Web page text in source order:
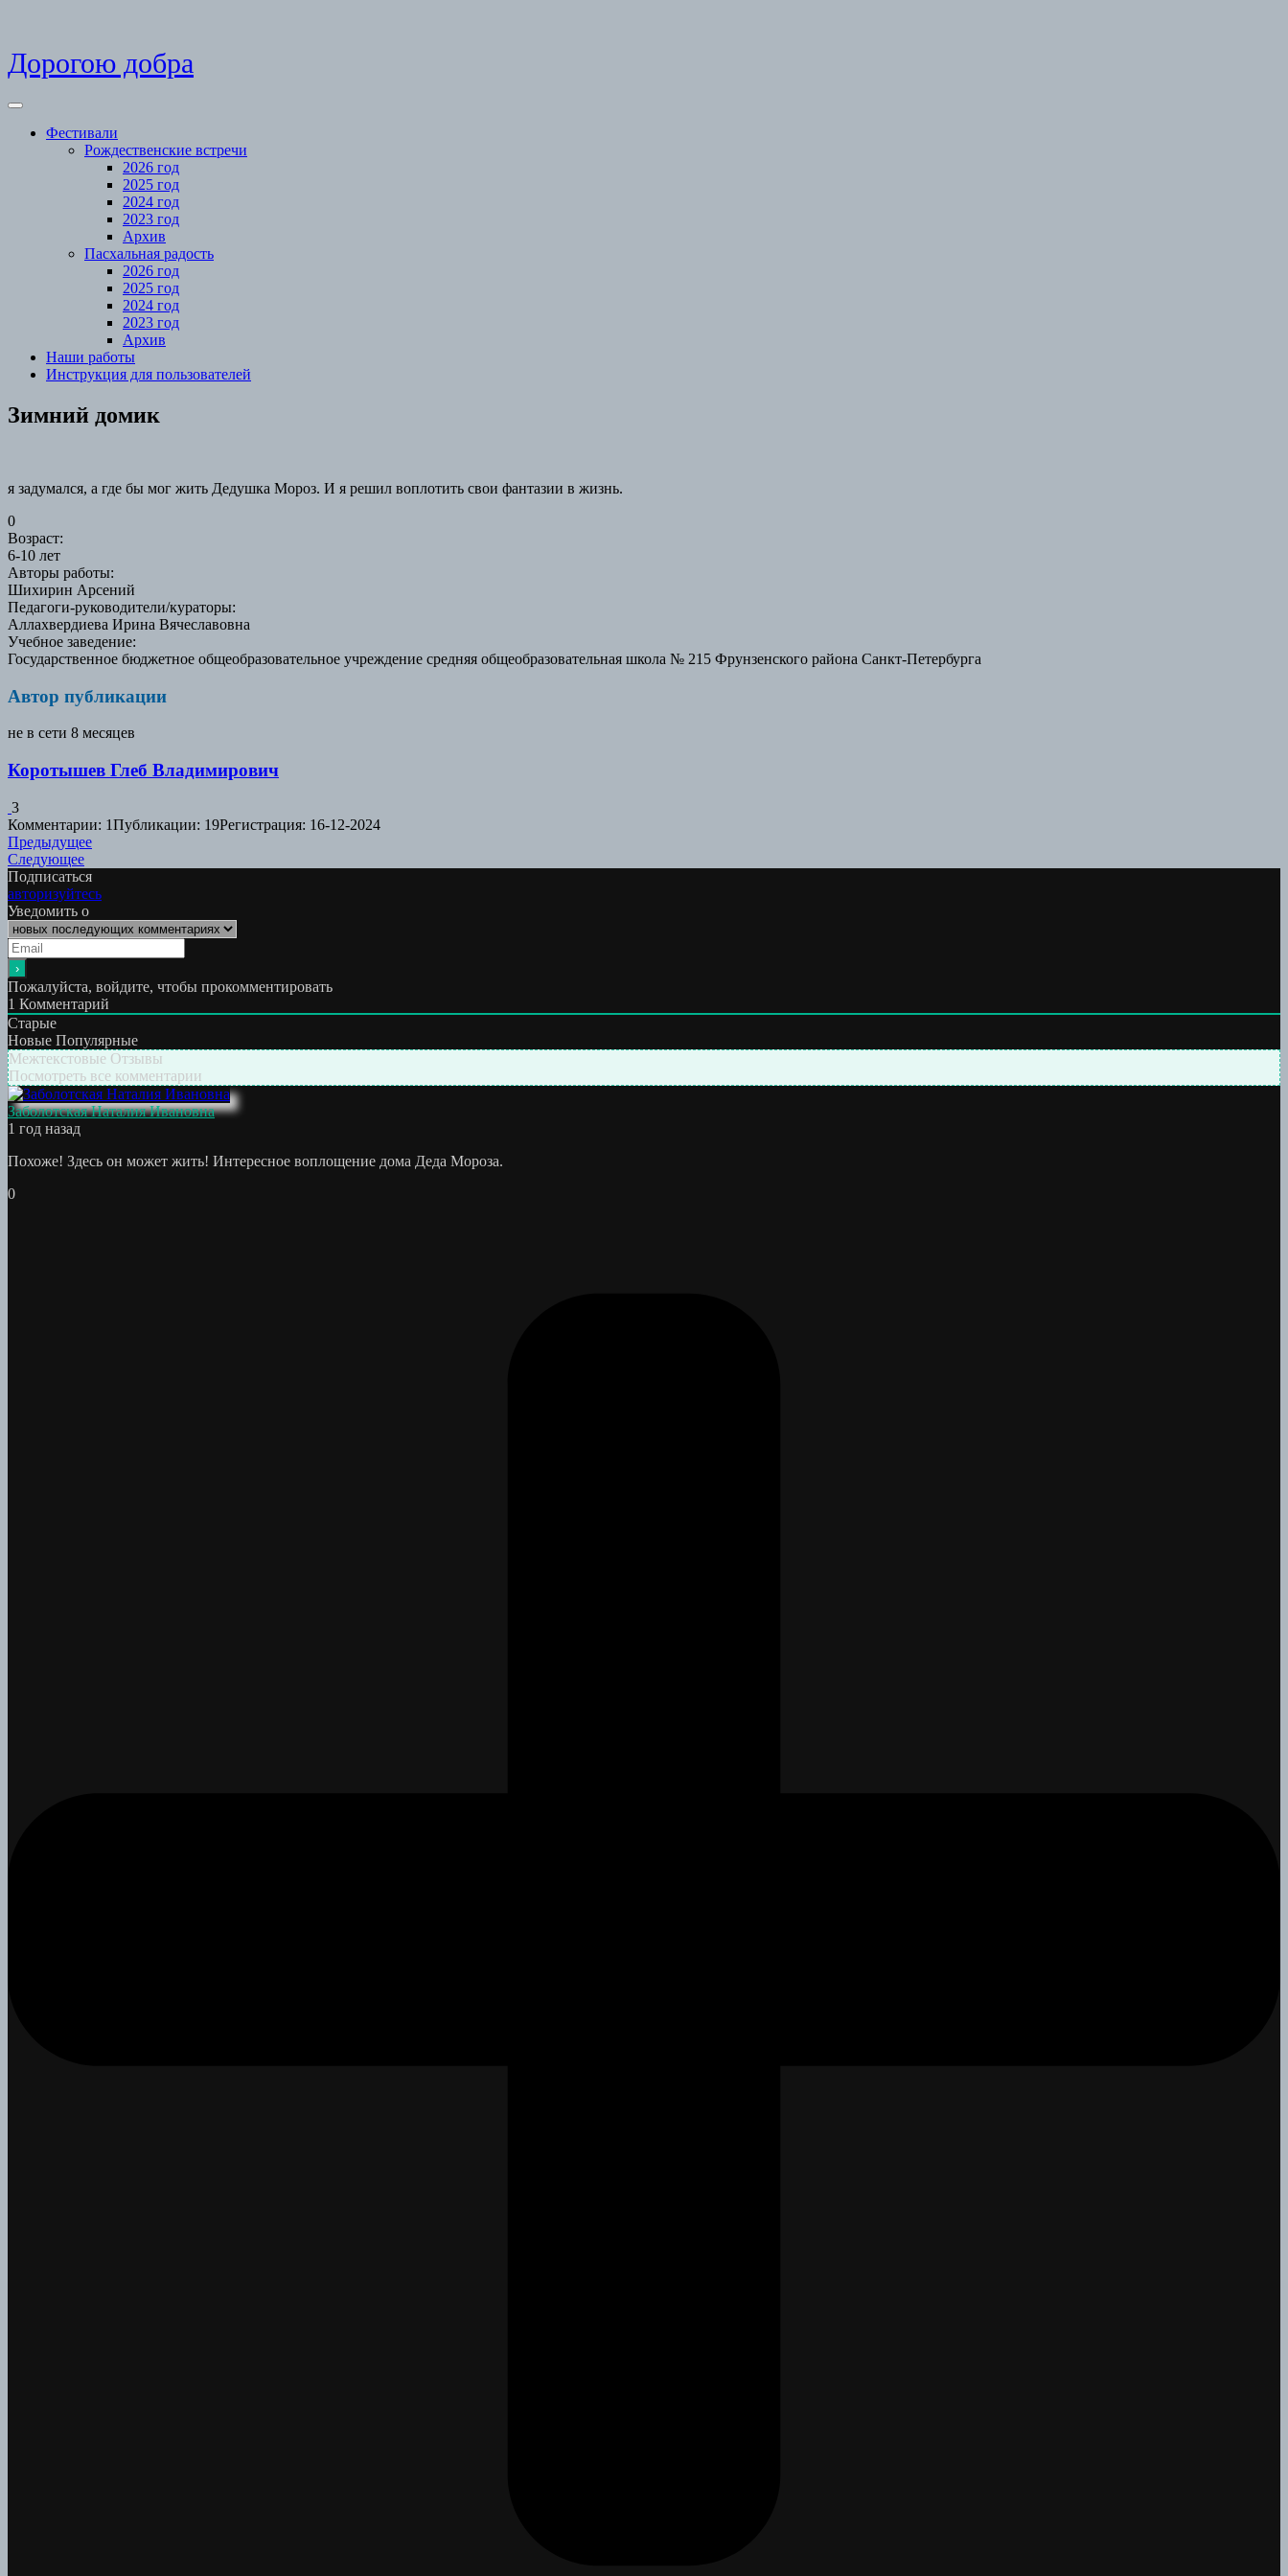
Skip
to
Дорогою добра
Open
Фестивали
Рождественские встречи
2026 год
2025 год
2024 год
2023 год
Архив
Пасхальная радость
2026 год
2025 год
2024 год
2023 год
Архив
Наши работы
Инструкция для пользователей
Close
Menu
Зимний домик
я задумался, а где бы мог жить Дедушка Мороз. И я решил воплотить свои фантазии в жизнь.
0
Возраст:
6-10 лет
Авторы работы:
Шихирин Арсений
Педагоги-руководители/кураторы:
Аллахвердиева Ирина Вячеславовна
Учебное заведение:
Государственное бюджетное общеобразовательное учреждение средняя общеобразовательная школа № 215 Фрунзенского района Санкт-Петербурга
Автор публикации
не в сети 8 месяцев
Коротышев Глеб Владимирович
3
Комментарии: 1Публикации: 19Регистрация: 16-12-2024
Навигация
по
записям
ПредыдущееПредыдущая
СледующееСледующая
работа:
Подписаться
авторизуйтесь
Уведомить о
Пожалуйста, войдите, чтобы прокомментировать
1 Комментарий
Старые
Новые Популярные
Межтекстовые Отзывы
Посмотреть все комментарии
Заболотская Наталия Ивановна
1 год назад
Похоже! Здесь он может жить! Интересное воплощение дома Деда Мороза.
0